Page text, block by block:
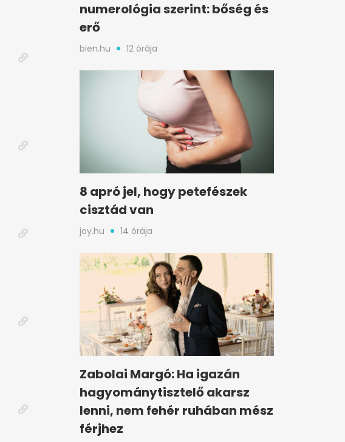
numerológia szerint: bőség és
erő
bien.hu 12 órája
8 apró jel, hogy petefészek
cisztád van
joy.hu 14 órája
Zabolai Margó: Ha igazán
hagyománytisztelő akarsz
lenni, nem fehér ruhában mész
férjhez